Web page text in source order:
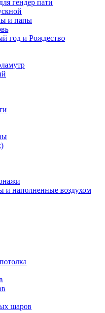
гендер пати
и папы
год и Рождество
и наполненные воздухом
шаров